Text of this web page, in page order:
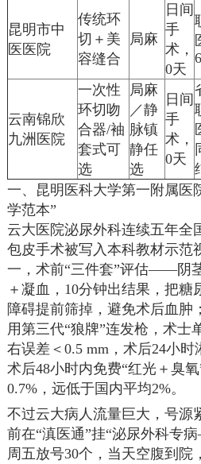
昆明市中
医医院
传统环
切＋美
容缝合
局麻
日间
手
术，
0天
云南锦欣
九洲医院
一次性
环切吻
合器/袖
套式可
选
局麻
／静
脉镇
静任
选
日间
手
术，
0天
一、昆明医科大学第一附属
学范本”
云大医院泌尿外科连续五年全
包皮手术被写入本科教材示范
一，术前“三件套”评估——阴
＋凝血，10分钟出结果，把糖
障碍提前筛掉，避免术后血肿
用第三代“狼牌”连发枪，术士
右误差＜0.5 mm，术后24小时
术后48小时内免费“红光＋臭
0.7%，远低于国内平均2%。
不过云大病人流量巨大，号源
前在“滇医通”挂“泌尿外科专
周五放号30个，当天空腹到院